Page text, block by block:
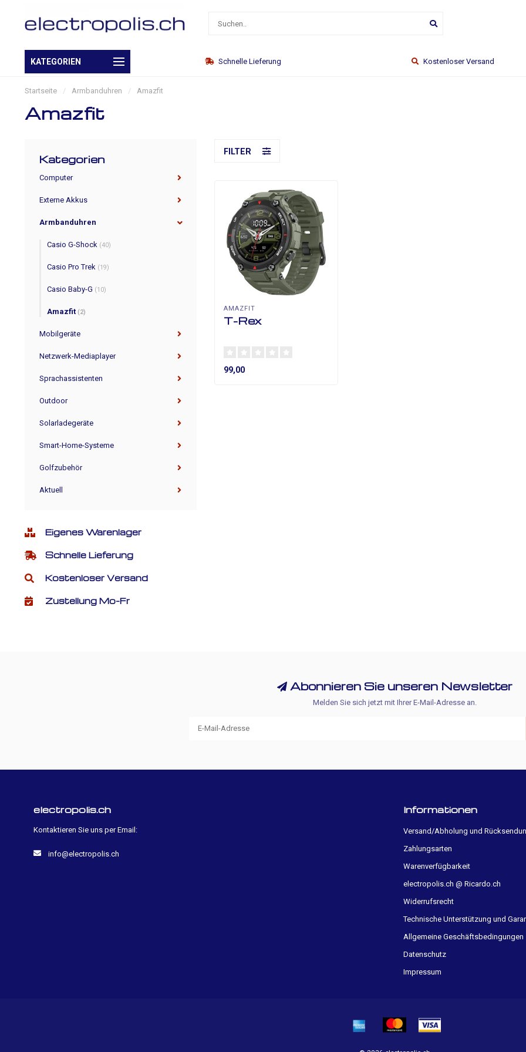
KATEGORIEN
Eigenes Warenlager Schnelle Lieferung Kostenloser Versand
Startseite / Armbanduhren / Amazfit
Amazfit
Kategorien
Computer
Externe Akkus
Armbanduhren
Casio G-Shock (40)
Casio Pro Trek (19)
Casio Baby-G (10)
Amazfit (2)
Mobilgeräte
Netzwerk-Mediaplayer
Sprachassistenten
Outdoor
Solarladegeräte
Smart-Home-Systeme
Golfzubehör
Aktuell
Eigenes Warenlager
Schnelle Lieferung
Kostenloser Versand
Zustellung Mo-Fr
FILTER
AMAZFIT
T-Rex
99,00
Abonnieren Sie unseren Newsletter
Melden Sie sich jetzt mit Ihrer E-Mail-Adresse an.
electropolis.ch
Kontaktieren Sie uns per Email:
info@electropolis.ch
Informationen
Versand/Abholung und
Zahlungsarten
Warenverfügbarkeit
electropolis.ch @ Ricardo.ch
Widerrufsrecht
Technische Unterstützung und
Allgemeine Geschäftsbedingungen
Datenschutz
Impressum